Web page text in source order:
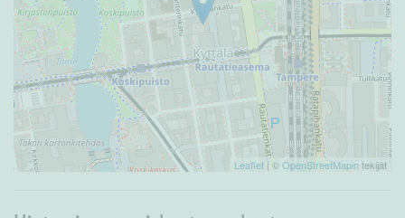
Leaflet | ©OpenStreetMapintekijät